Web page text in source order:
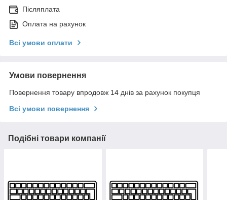
Післяплата
Оплата на рахунок
Всі умови оплати
Умови повернення
Повернення товару впродовж 14 днів за рахунок покупця
Всі умови повернення
Подібні товари компанії